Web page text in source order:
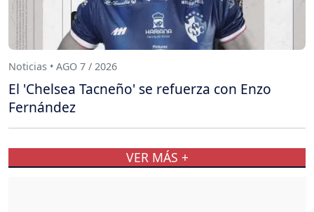
Noticias • AGO 7 / 2026
El 'Chelsea Tacneño' se refuerza con Enzo
Fernández
VER MÁS +